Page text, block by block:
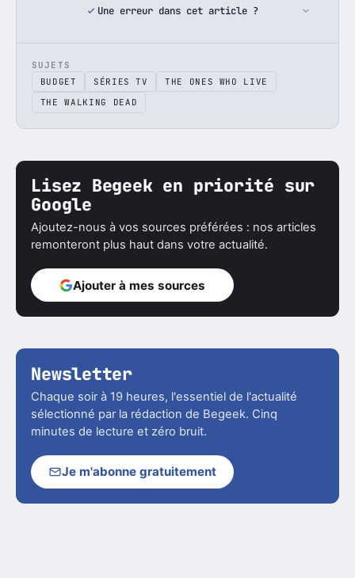
Une erreur dans cet article ?
SUJETS
BUDGET
SÉRIES TV
THE ONES WHO LIVE
THE WALKING DEAD
Lisez Begeek en priorité sur
Google
Ajoutez-nous à vos sources préférées : nos articles
remonteront plus haut dans votre actualité.
Ajouter à mes sources
Newsletter
Chaque soir à 19 heures, l'essentiel de l'actualité
sélectionné par la rédaction de Begeek. Cinq
minutes de lecture et zéro bruit.
Je m'abonne gratuitement